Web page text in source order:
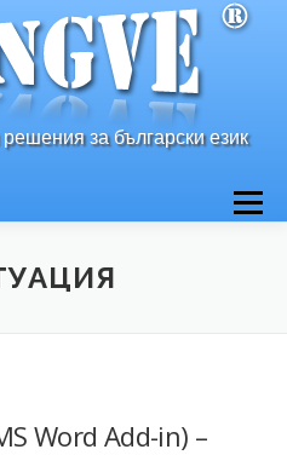
за български език
Меню
Word Add-in) –